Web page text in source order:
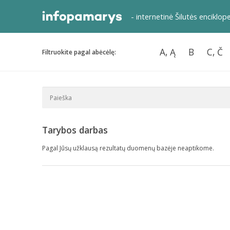
- internetinė Šilutės
Filtruokite pagal abėcėlę: A, Ą B C, Č
Tarybos darbas
Pagal Jūsų užklausą rezultatų duomenų bazėje neaptikome.